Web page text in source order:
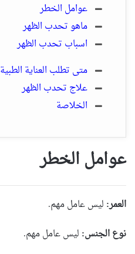
عوامل الخطر
ماهو تحدب الظهر
اسباب تحدب الظهر
متى تطلب العناية الطبية
علاج تحدب الظهر
الخلاصة
عوامل الخطر
العمر: ليس عامل مهم.
نوع الجنس: ليس عامل مهم.